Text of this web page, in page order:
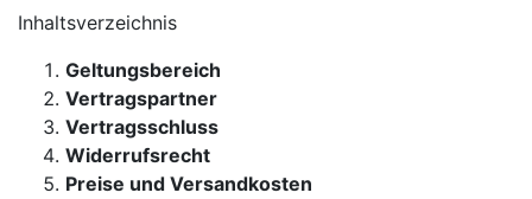
Inhaltsverzeichnis
Geltungsbereich
Vertragspartner
Vertragsschluss
Widerrufsrecht
Preise und Versandkosten